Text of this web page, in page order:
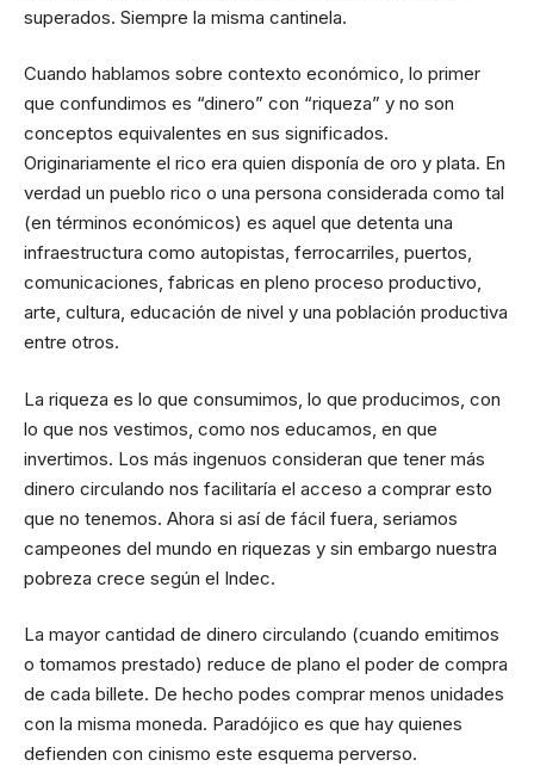
superados. Siempre la misma cantinela.
Cuando hablamos sobre contexto económico, lo primer
que confundimos es “dinero” con “riqueza” y no son
conceptos equivalentes en sus significados.
Originariamente el rico era quien disponía de oro y plata. En
verdad un pueblo rico o una persona considerada como tal
(en términos económicos) es aquel que detenta una
infraestructura como autopistas, ferrocarriles, puertos,
comunicaciones, fabricas en pleno proceso productivo,
arte, cultura, educación de nivel y una población productiva
entre otros.
La riqueza es lo que consumimos, lo que producimos, con
lo que nos vestimos, como nos educamos, en que
invertimos. Los más ingenuos consideran que tener más
dinero circulando nos facilitaría el acceso a comprar esto
que no tenemos. Ahora si así de fácil fuera, seriamos
campeones del mundo en riquezas y sin embargo nuestra
pobreza crece según el Indec.
La mayor cantidad de dinero circulando (cuando emitimos
o tomamos prestado) reduce de plano el poder de compra
de cada billete. De hecho podes comprar menos unidades
con la misma moneda. Paradójico es que hay quienes
defienden con cinismo este esquema perverso.